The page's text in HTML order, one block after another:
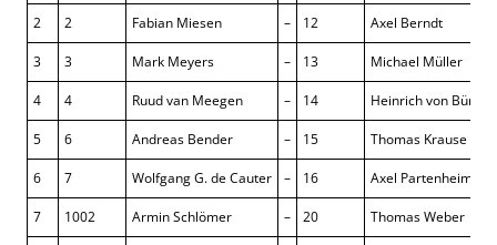
2 2 Fabian Miesen – 12 Axel Berndt
3 3 Mark Meyers – 13 Michael Müller
4 4 Ruud van Meegen – 14 Heinrich von Bünau
5 6 Andreas Bender – 15 Thomas Krause
6 7 Wolfgang G. de Cauter – 16 Axel Partenheimer
7 1002 Armin Schlömer – 20 Thomas Weber